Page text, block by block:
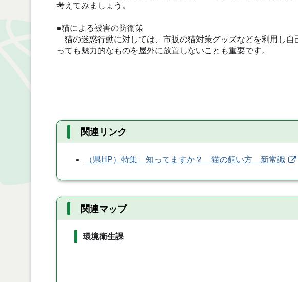
考えてみましょう。
●猫による被害の防衛策
猫の迷惑行動に対しては、市販の猫対策グッズなどを利用し自
っても魅力的なものを屋外に放置しないことも重要です。
関連リンク
（県HP）特集 知ってますか？ 猫の飼い方 新常識
関連マップ
環境衛生課